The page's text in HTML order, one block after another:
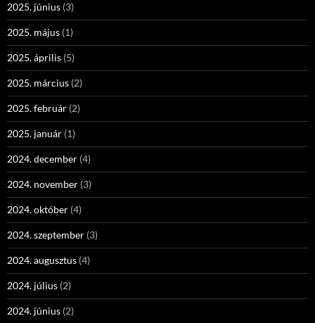
2025. június (3)
2025. május (1)
2025. április (5)
2025. március (2)
2025. február (2)
2025. január (1)
2024. december (4)
2024. november (3)
2024. október (4)
2024. szeptember (3)
2024. augusztus (4)
2024. július (2)
2024. június (2)